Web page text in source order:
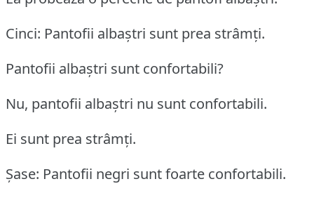
Cinci: Pantofii albaștri sunt prea strâmți.
Pantofii albaștri sunt confortabili?
Nu, pantofii albaștri nu sunt confortabili.
Ei sunt prea strâmți.
Șase: Pantofii negri sunt foarte confortabili.